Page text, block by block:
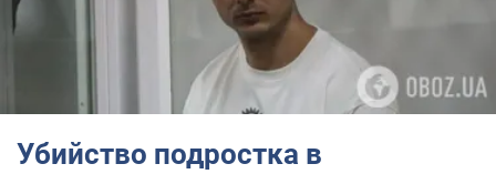
Убийство подростка в